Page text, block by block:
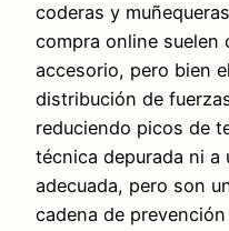
coderas y
compra online suelen
accesorio, pero bien
distribución de
reduciendo picos de
técnica depurada ni a
adecuada, pero son
cadena de